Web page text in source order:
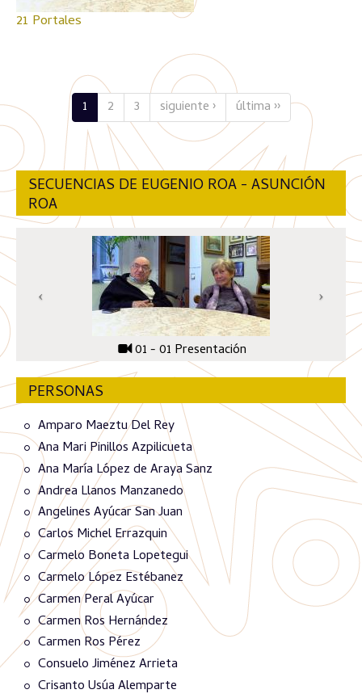
21 Portales
1 2 3 siguiente › última ››
SECUENCIAS DE EUGENIO ROA - ASUNCIÓN
ROA
01 - 01 Presentación
PERSONAS
Amparo Maeztu Del Rey
Ana Mari Pinillos Azpilicueta
Ana María López de Araya Sanz
Andrea Llanos Manzanedo
Angelines Ayúcar San Juan
Carlos Michel Errazquin
Carmelo Boneta Lopetegui
Carmelo López Estébanez
Carmen Peral Ayúcar
Carmen Ros Hernández
Carmen Ros Pérez
Consuelo Jiménez Arrieta
Crisanto Usúa Alemparte